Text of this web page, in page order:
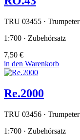
TRU 03455 · Trumpeter
1:700 · Zubehörsatz
7,50 €
in den Warenkorb
Re.2000
TRU 03456 · Trumpeter
1:700 · Zubehörsatz